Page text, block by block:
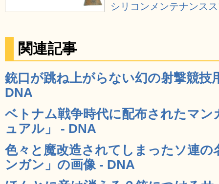
シリコンメンテナンス
関連記事
銃口が跳ね上がらない幻の射撃競技
DNA
ベトナム戦争時代に配布されたマン
ュアル」 - DNA
色々と魔改造されてしまったソ連の
ンガン」の画像 - DNA